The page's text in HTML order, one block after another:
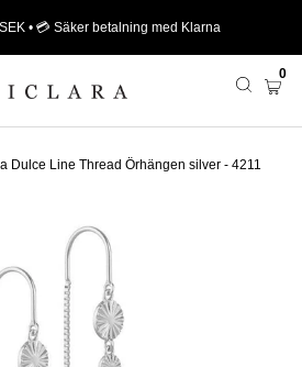
• 💳 Säker betalning med Klarna
0
Dulce Line Thread Örhängen silver - 4211